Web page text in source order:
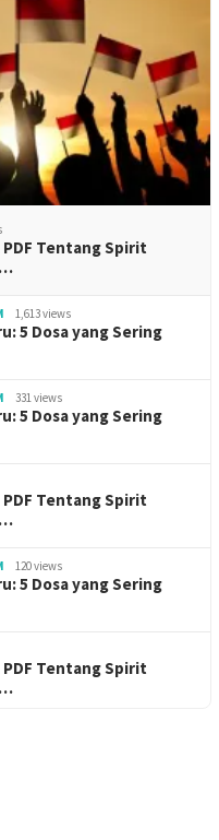
Tentang Spirit
1,613 views
5 Dosa yang Sering
331 views
5 Dosa yang Sering
Tentang Spirit
120 views
5 Dosa yang Sering
Tentang Spirit